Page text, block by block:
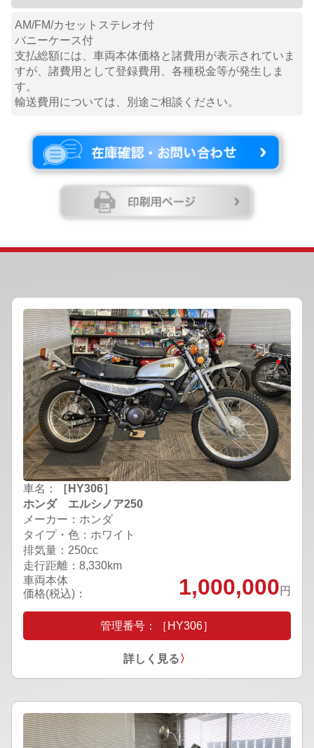
AM/FM/カセットステレオ付
バニーケース付
支払総額には、車両本体価格と諸費用が表示されていま
すが、諸費用として登録費用、各種税金等が発生しま
す。
輸送費用については、別途ご相談ください。
車名：
［HY306］
ホンダ エルシノア250
メーカー：ホンダ
タイプ・色：ホワイト
排気量：250cc
走行距離：8,330km
車両本体
価格(税込)：
1,000,000 円
管理番号：［HY306］
詳しく見る〉